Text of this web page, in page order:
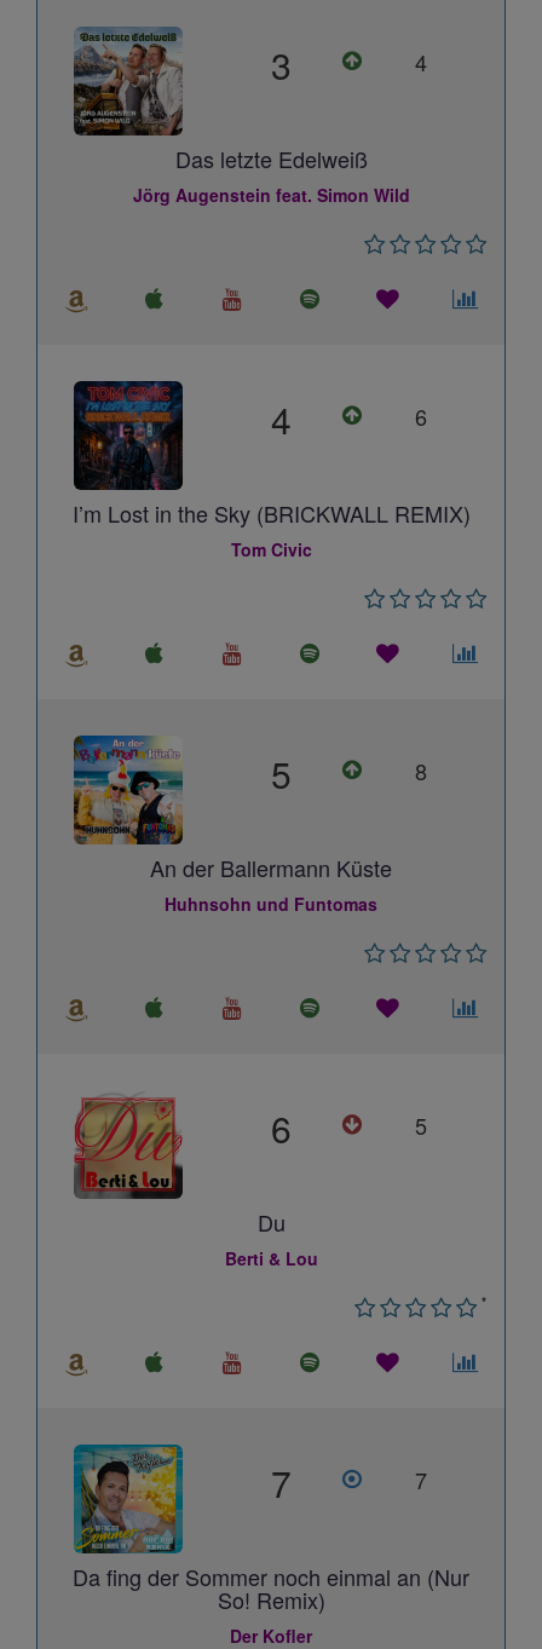
3 4
Das letzte Edelweiß
Jörg Augenstein feat. Simon Wild
4 6
I’m Lost in the Sky (BRICKWALL REMIX)
Tom Civic
5 8
An der Ballermann Küste
Huhnsohn und Funtomas
6 5
Du
Berti & Lou
*
7 7
Da fing der Sommer noch einmal an (Nur
So! Remix)
Der Kofler